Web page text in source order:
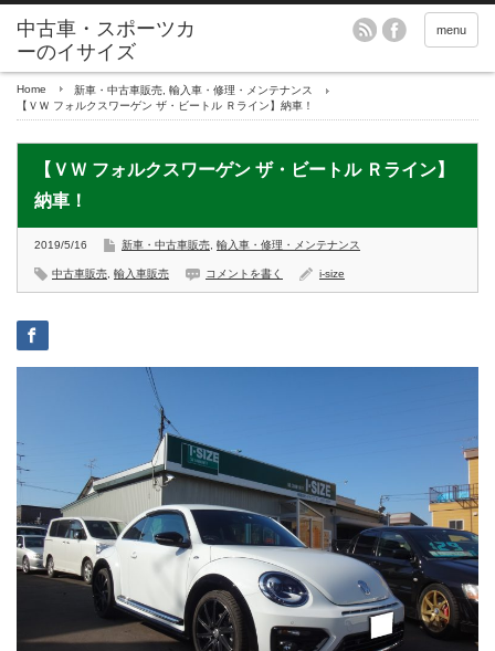
menu
Home 新車・中古車販売 輸入車・修理・メンテナンス
【ＶＷ フォルクスワーゲン ザ・ビートル Ｒライン】納車！
【ＶＷ フォルクスワーゲン ザ・ビートル Ｒライン】
納車！
2019/5/16 新車・中古車販売 輸入車・修理・メンテナンス
中古車販売 輸入車販売 コメントを書く i-size